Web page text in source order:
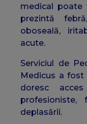
medical poate
prezintă
oboseală,
acute.
Serviciul de
Medicus a
doresc
profesioniste,
deplasării.